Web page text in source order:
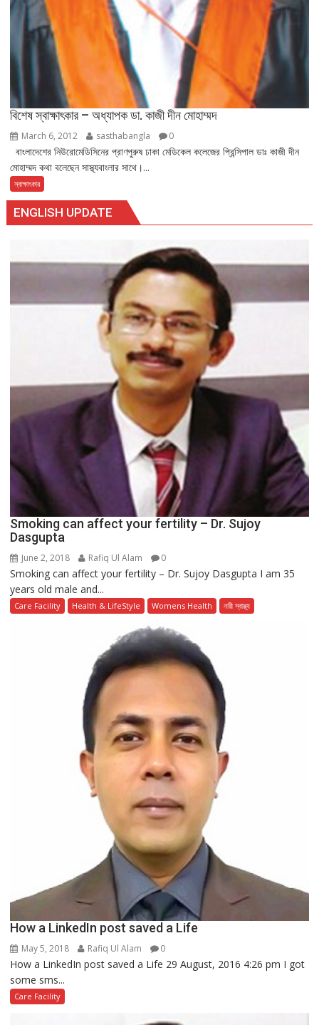
বিশেষ স্বাক্ষাৎকার – অধ্যাপক ডা. কাজী দীন মোহাম্মদ
March 6, 2012 sasthabangla 0
বাংলাদেশের নিউরোমেডিসিনের প্রাণপুরুষ ঢাকা মেডিকেল কলেজের প্রিন্সিপাল ডাঃ কাজী দীন
মোহাম্মদ কথা বলেছেন সাস্থ্যবাংলার সাথে।...
স্বাক্ষাৎকার
ENGLISH UPDATE
Smoking can affect your fertility – Dr. Sujoy
Dasgupta
June 2, 2018 Rafiq Ul Alam 0
Smoking can affect your fertility – Dr. Sujoy Dasgupta I am 35
years old male and...
Care Facility Health & LifeStyle Womens Health নারী স্বাস্থ্য
How a LinkedIn post saved a Life
May 5, 2018 Rafiq Ul Alam 0
How a LinkedIn post saved a Life 29 August, 2016 4:26 pm I got
some sms...
Care Facility